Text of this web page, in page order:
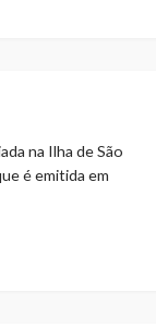
na Ilha de São
é emitida em